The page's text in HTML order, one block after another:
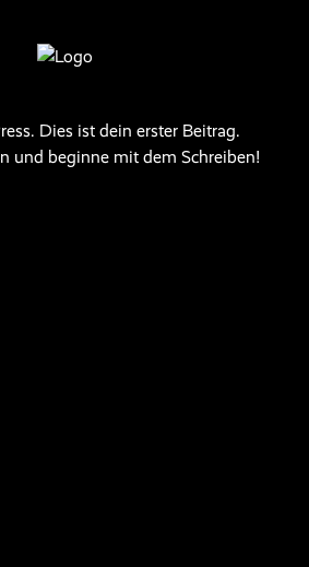
Dies ist dein erster Beitrag.
und beginne mit dem Schreiben!